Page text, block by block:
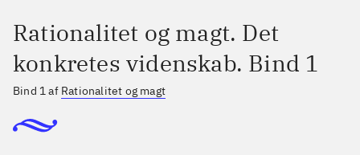
Rationalitet og magt. Det
konkretes videnskab. Bind 1
Bind 1 af Rationalitet og magt